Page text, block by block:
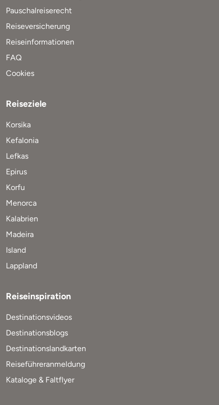
Pauschalreiserecht
Reiseversicherung
Reiseinformationen
FAQ
Cookies
Reiseziele
Korsika
Kefalonia
Lefkas
Epirus
Korfu
Menorca
Kalabrien
Madeira
Island
Lappland
Reiseinspiration
Destinationsvideos
Destinationsblogs
Destinationslandkarten
Reiseführeranmeldung
Kataloge & Faltflyer